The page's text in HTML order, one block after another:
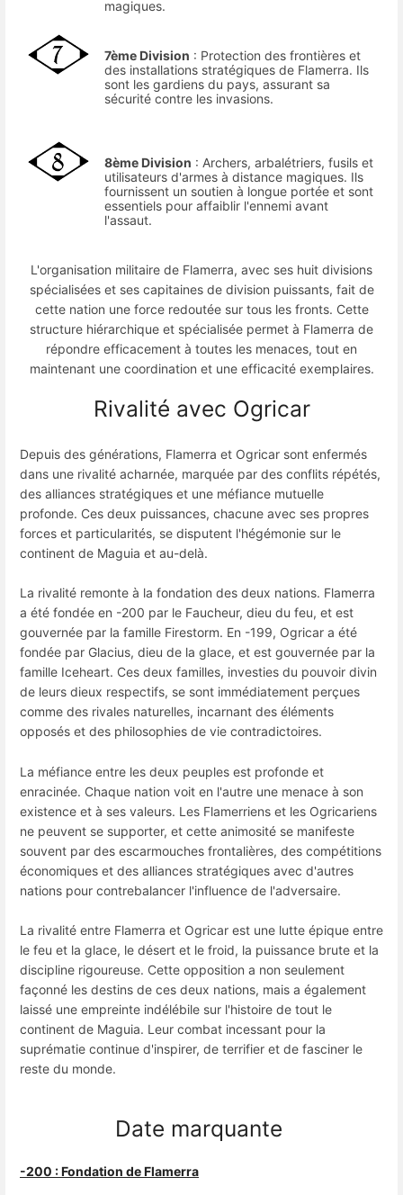
magiques.
7ème Division : Protection des frontières et
des installations stratégiques de Flamerra. Ils
sont les gardiens du pays, assurant sa
sécurité contre les invasions.
8ème Division : Archers, arbalétriers, fusils et
utilisateurs d'armes à distance magiques. Ils
fournissent un soutien à longue portée et sont
essentiels pour affaiblir l'ennemi avant
l'assaut.
L'organisation militaire de Flamerra, avec ses huit divisions
spécialisées et ses capitaines de division puissants, fait de
cette nation une force redoutée sur tous les fronts. Cette
structure hiérarchique et spécialisée permet à Flamerra de
répondre efficacement à toutes les menaces, tout en
maintenant une coordination et une efficacité exemplaires.
Rivalité avec Ogricar
Depuis des générations, Flamerra et Ogricar sont enfermés
dans une rivalité acharnée, marquée par des conflits répétés,
des alliances stratégiques et une méfiance mutuelle
profonde. Ces deux puissances, chacune avec ses propres
forces et particularités, se disputent l'hégémonie sur le
continent de Maguia et au-delà.
La rivalité remonte à la fondation des deux nations. Flamerra
a été fondée en -200 par le Faucheur, dieu du feu, et est
gouvernée par la famille Firestorm. En -199, Ogricar a été
fondée par Glacius, dieu de la glace, et est gouvernée par la
famille Iceheart. Ces deux familles, investies du pouvoir divin
de leurs dieux respectifs, se sont immédiatement perçues
comme des rivales naturelles, incarnant des éléments
opposés et des philosophies de vie contradictoires.
La méfiance entre les deux peuples est profonde et
enracinée. Chaque nation voit en l'autre une menace à son
existence et à ses valeurs. Les Flamerriens et les Ogricariens
ne peuvent se supporter, et cette animosité se manifeste
souvent par des escarmouches frontalières, des compétitions
économiques et des alliances stratégiques avec d'autres
nations pour contrebalancer l'influence de l'adversaire.
La rivalité entre Flamerra et Ogricar est une lutte épique entre
le feu et la glace, le désert et le froid, la puissance brute et la
discipline rigoureuse. Cette opposition a non seulement
façonné les destins de ces deux nations, mais a également
laissé une empreinte indélébile sur l'histoire de tout le
continent de Maguia. Leur combat incessant pour la
suprématie continue d'inspirer, de terrifier et de fasciner le
reste du monde.
Date marquante
-200 : Fondation de Flamerra